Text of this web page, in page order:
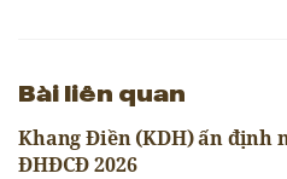
Bài liên quan
Khang Điền (KDH) ấn định
ĐHĐCĐ 2026